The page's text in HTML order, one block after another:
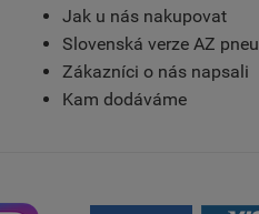
Jak u nás nakupovat
Slovenská verze AZ pneu
Zákazníci o nás napsali
Kam dodáváme